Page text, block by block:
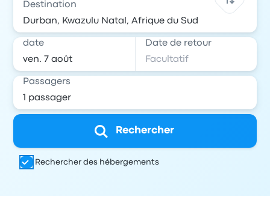
Destination
date Date de retour
Passagers
Rechercher
Rechercher des hébergements